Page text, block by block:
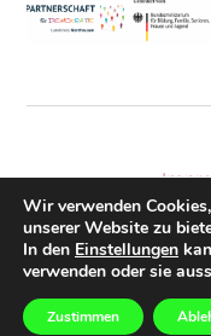
© 2026
Wir verwenden
unserer Website zu
In den Einstellungen
verwenden oder sie
Zustimmen